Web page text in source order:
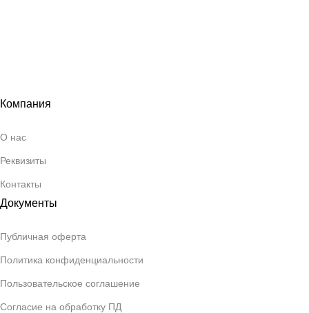
Компания
О нас
Реквизиты
Контакты
Документы
Публичная оферта
Политика конфиденциальности
Пользовательское соглашение
Согласие на обработку ПД